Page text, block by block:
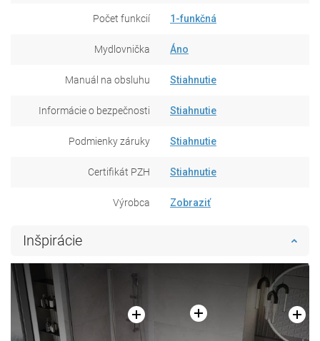
Počet funkcií 1-funkčná
Mydlovnička Áno
Manuál na obsluhu Stiahnutie
Informácie o bezpečnosti Stiahnutie
Podmienky záruky Stiahnutie
Certifikát PZH Stiahnutie
Výrobca Zobraziť
Inšpirácie